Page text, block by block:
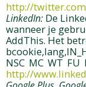
http://
LinkedIn: De
wanneer je
AddThis. Het
http://